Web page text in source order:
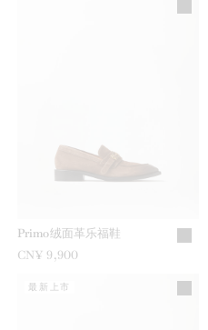
Primo绒面革乐福鞋
CN¥ 9,900
最新上市